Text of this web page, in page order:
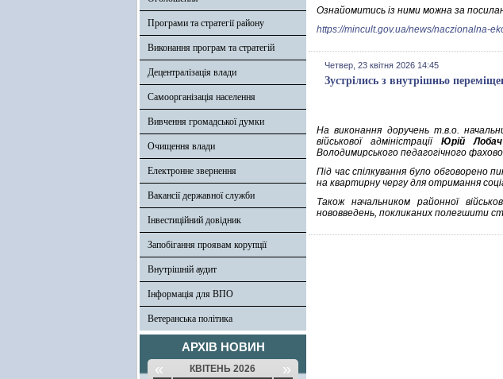
Програми та стратегії району
Виконання програм та стратегій
Децентралізація влади
Самоорганізація населення
Вивчення громадської думки
Очищення влади
Електронне звернення
Вакансії державної служби
Інвестиційний довідник
Запобігання проявам корупції
Внутрішній аудит
Інформація для ВПО
Ветеранська політика
АРХІВ НОВИН
« КВІТЕНЬ 2026 »
Ознайомитись із ними можна за
https://mincult.gov.ua/news/naczionalna-
Четвер, 23 квітня 2026 14:45
Зустрілись з внутрішньо
На виконання доручень т.в.о.
військової адміністрації Юрій Лобач
Володимирського педагогічного
Під час спілкування було обговорено
на квартирну чергу для отримання
Також начальником районної
нововведень, покликаних полегшити